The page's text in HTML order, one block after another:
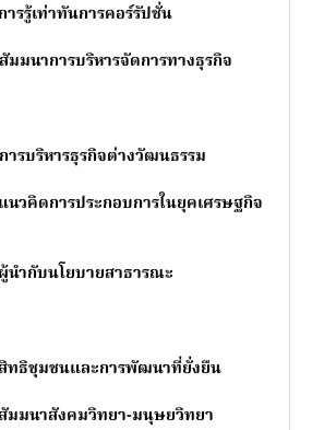
การรู้เท่าทันการคอร์รัปชั่น
สัมมนาการบริหารจัดการทางธุรกิจ
การบริหารธุรกิจต่างวัฒนธรรม
แนวคิดการประกอบการในยุคเศรษฐกิจ
ผู้นำกับนโยบายสาธารณะ
ทธิชุมชนและการพัฒนาที่ยั่งยืน
มมนาสังคมวิทยา-มนุษยวิทยา